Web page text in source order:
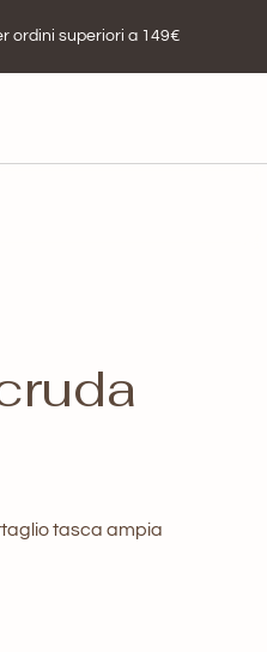
ordini superiori a 149€
tasca ampia